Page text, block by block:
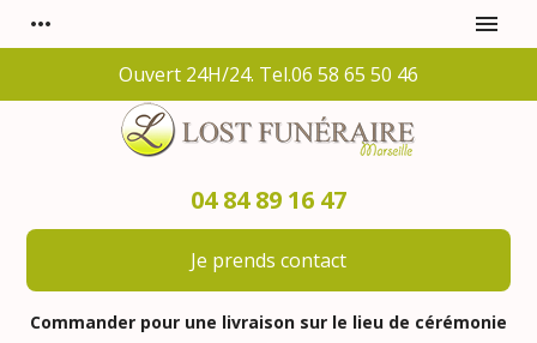
more_horiz menu
Ouvert 24H/24. Tel.06 58 65 50 46
04 84 89 16 47
Je prends contact
Commander pour une livraison sur le lieu de cérémonie